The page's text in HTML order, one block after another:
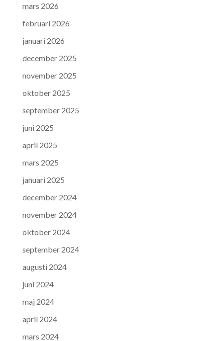
mars 2026
februari 2026
januari 2026
december 2025
november 2025
oktober 2025
september 2025
juni 2025
april 2025
mars 2025
januari 2025
december 2024
november 2024
oktober 2024
september 2024
augusti 2024
juni 2024
maj 2024
april 2024
mars 2024